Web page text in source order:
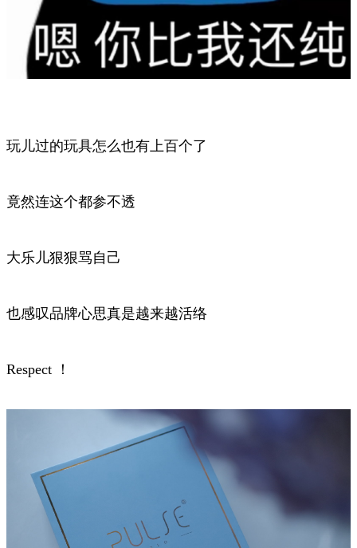
玩儿过的玩具怎么也有上百个了
竟然连这个都参不透
大乐儿狠狠骂自己
也感叹品牌心思真是越来越活络
Respect ！